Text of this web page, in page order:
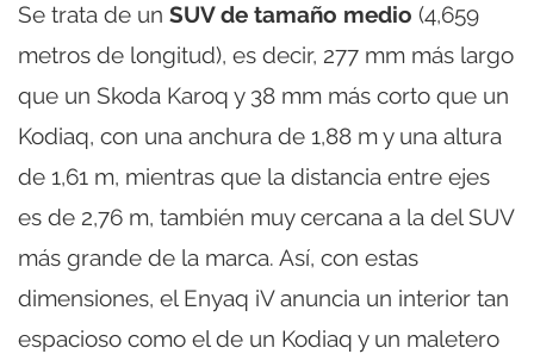
Se trata de un SUV de tamaño medio (4,659
metros de longitud), es decir, 277 mm más largo
que un Skoda Karoq y 38 mm más corto que un
Kodiaq, con una anchura de 1,88 m y una altura
de 1,61 m, mientras que la distancia entre ejes
es de 2,76 m, también muy cercana a la del SUV
más grande de la marca. Así, con estas
dimensiones, el Enyaq iV anuncia un interior tan
espacioso como el de un Kodiaq y un maletero